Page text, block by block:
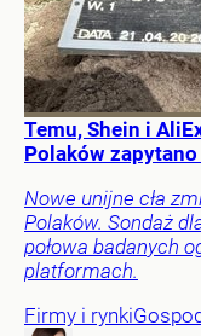
Temu, Shein i
Polaków
Nowe unijne cła
Polaków. Sondaż
połowa badanych
platformach.
Firmy i rynki